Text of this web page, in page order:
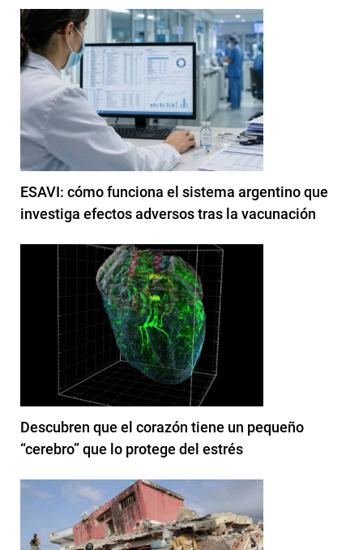
ESAVI: cómo funciona el sistema argentino que
investiga efectos adversos tras la vacunación
Descubren que el corazón tiene un pequeño
“cerebro” que lo protege del estrés